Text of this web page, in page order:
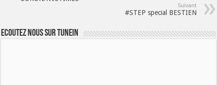
Suivant
#STEP special BESTIEN
Ecoutez nous sur TuneIn